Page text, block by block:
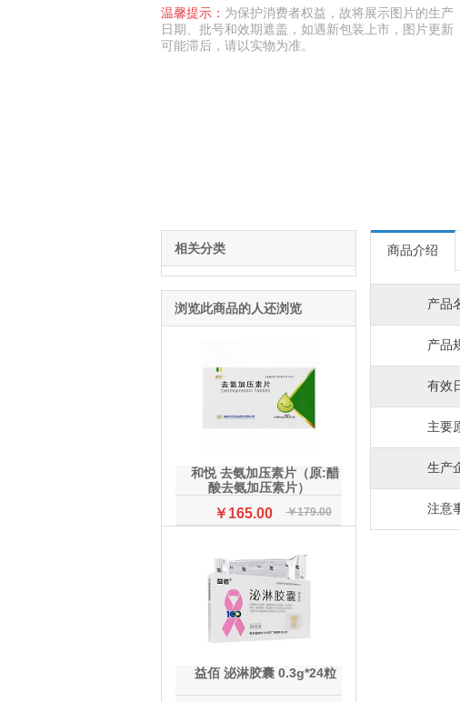
温馨提示： 为保护消费者权益，故将展示图片的生产
日期、批号和效期遮盖，如遇新包装上市，图片更新
可能滞后，请以实物为准。
相关分类
浏览此商品的人还浏览
和悦 去氨加压素片（原:醋
酸去氨加压素片）
￥165.00 ￥179.00
益佰 泌淋胶囊 0.3g*24粒
商品介绍
产品
产品
有效
主要
生产
注意